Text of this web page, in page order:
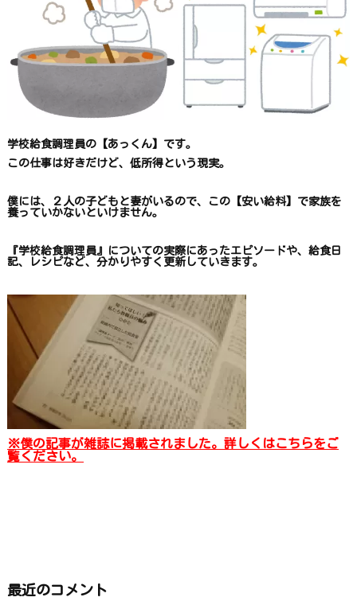
学校給食調理員の【あっくん】です。
この仕事は好きだけど、 低所得という現実。
僕には、２人の子どもと妻がいるので、 この【安い給料】で家族を
養っていかないといけません。
『学校給食調理員』についての実際にあったエピソードや、 給食日
記、レシピなど、 分かりやすく更新していきます。
※僕の記事が雑誌に掲載されました。詳しくはこちらをご
覧ください。
最近のコメント